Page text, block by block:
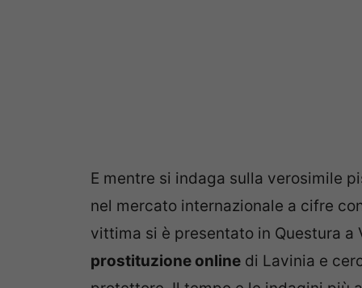
E mentre si indaga sulla verosimile
nel mercato internazionale a cifre
vittima si è presentato in Questura
prostituzione online di Lavinia e